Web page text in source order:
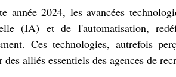
année 2024, les avancées
(IA) et de l'automatisation,
Ces technologies, autrefois
des alliés essentiels des agences de